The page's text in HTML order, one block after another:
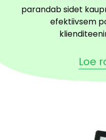
parandab sidet
efektiivsem
Loe